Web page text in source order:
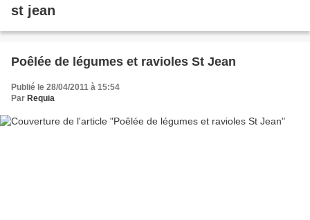
st jean
Poêlée de légumes et ravioles St Jean
Publié le 28/04/2011 à 15:54
Par Requia